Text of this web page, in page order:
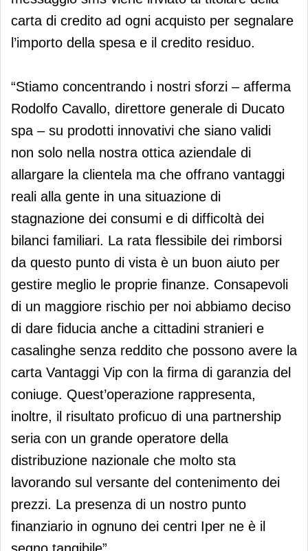
carta di credito ad ogni acquisto per segnalare
l’importo della spesa e il credito residuo.
“Stiamo concentrando i nostri sforzi – afferma
Rodolfo Cavallo, direttore generale di Ducato
spa – su prodotti innovativi che siano validi
non solo nella nostra ottica aziendale di
allargare la clientela ma che offrano vantaggi
reali alla gente in una situazione di
stagnazione dei consumi e di difficoltà dei
bilanci familiari. La rata flessibile dei rimborsi
da questo punto di vista è un buon aiuto per
gestire meglio le proprie finanze. Consapevoli
di un maggiore rischio per noi abbiamo deciso
di dare fiducia anche a cittadini stranieri e
casalinghe senza reddito che possono avere la
carta Vantaggi Vip con la firma di garanzia del
coniuge. Quest’operazione rappresenta,
inoltre, il risultato proficuo di una partnership
seria con un grande operatore della
distribuzione nazionale che molto sta
lavorando sul versante del contenimento dei
prezzi. La presenza di un nostro punto
finanziario in ognuno dei centri Iper ne è il
segno tangibile”.